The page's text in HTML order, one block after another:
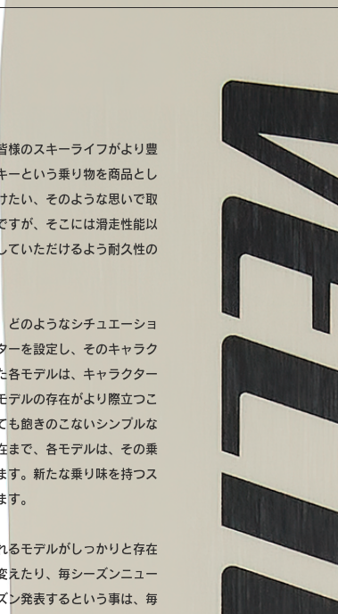
様のスキーライフがより豊
ーという乗り物を商品とし
たい、そのような思いで取
すが、そこには滑走性能以
ていただけるよう耐久性の
のようなシチュエーショ
ーを設定し、そのキャラク
各モデルは、キャラクター
デルの存在がより際立つこ
も飽きのこないシンプルな
まで、各モデルは、その乗
す。新たな乗り味を持つス
。
るモデルがしっかりと存在
えたり、毎シーズンニュー
ン発表するという事は、毎